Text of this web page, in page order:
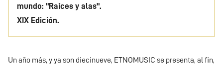
mundo: "Raíces y alas".
XIX Edición.
Un año más, y ya son diecinueve, ETNOMUSIC se presenta, al fin,